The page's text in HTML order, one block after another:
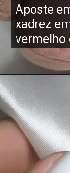
Aposte
xadrez
vermelho